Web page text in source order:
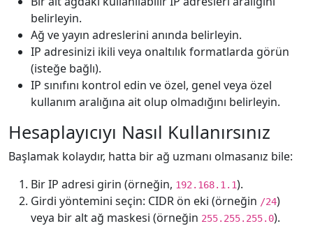
belirleyin.
Ağ ve yayın adreslerini anında belirleyin.
IP adresinizi ikili veya onaltılık formatlarda görün
(isteğe bağlı).
IP sınıfını kontrol edin ve özel, genel veya özel
kullanım aralığına ait olup olmadığını belirleyin.
Hesaplayıcıyı Nasıl Kullanırsınız
Başlamak kolaydır, hatta bir ağ uzmanı olmasanız bile:
Bir IP adresi girin (örneğin, 192.168.1.1).
Girdi yöntemini seçin: CIDR ön eki (örneğin /24)
veya bir alt ağ maskesi (örneğin 255.255.255.0).